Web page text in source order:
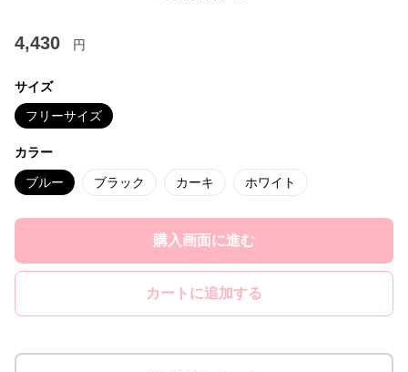
4,430 円
サイズ
フリーサイズ
カラー
ブルー ブラック カーキ ホワイト
購入画面に進む
カートに追加する